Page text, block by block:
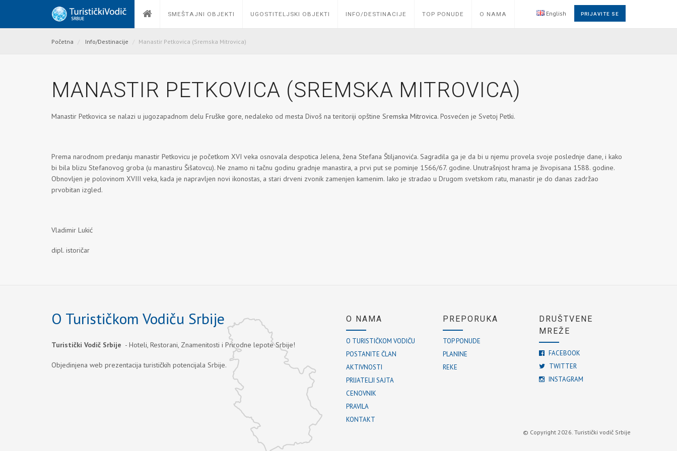
SMEŠTAJNI OBJEKTI UGOSTITELJSKI OBJEKTI INFO/DESTINACIJE TOP PONUDE O NAMA English PRIJAVITE SE
Početna Info/Destinacije Manastir Petkovica (Sremska Mitrovica)
MANASTIR PETKOVICA (SREMSKA MITROVICA)
Manastir Petkovica se nalazi u jugozapadnom delu Fruške gore, nedaleko od mesta Divoš na teritoriji opštine Sremska Mitrovica. Posvećen je Svetoj Petki.
Prema narodnom predanju manastir Petkovicu je početkom XVI veka osnovala despotica Jelena, žena Stefana Štiljanovića. Sagradila ga je da bi u njemu provela svoje poslednje dane, i kako
bi bila blizu Stefanovog groba (u manastiru Šišatovcu). Ne znamo ni tačnu godinu gradnje manastira, a prvi put se pominje 1566/67. godine. Unutrašnjost hrama je živopisana 1588. godine.
Obnovljen je polovinom XVIII veka, kada je napravljen novi ikonostas, a stari drveni zvonik zamenjen kamenim. Iako je stradao u Drugom svetskom ratu, manastir je do danas zadržao
prvobitan izgled.
Vladimir Lukić
dipl. istoričar
O Turističkom Vodiču Srbije
Turistički Vodič Srbije - Hoteli, Restorani, Znamenitosti i Prirodne lepote Srbije!
Objedinjena web prezentacija turističkih potencijala Srbije.
O NAMA
O TURISTIČKOM VODIČU
POSTANITE ČLAN
AKTIVNOSTI
PRIJATELJI SAJTA
CENOVNIK
PRAVILA
KONTAKT
PREPORUKA
TOP PONUDE
PLANINE
REKE
DRUŠTVENE
MREŽE
FACEBOOK
TWITTER
INSTAGRAM
© Copyright 2026. Turistički vodič Srbije